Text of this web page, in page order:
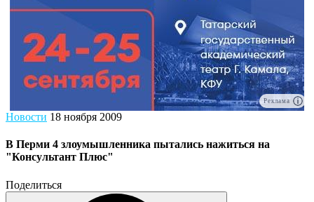
Реклама
Новости 18 ноября 2009
В Перми 4 злоумышленника пытались нажиться на
"Консультант Плюс"
Поделиться